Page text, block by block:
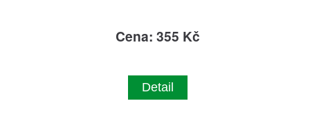
Cena: 355 Kč
Detail